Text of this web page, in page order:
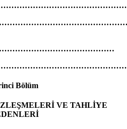
Bölüm
VE TAHLİYE